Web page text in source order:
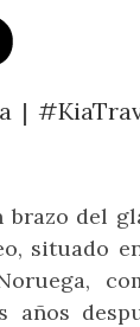
|
brazo del
situado
años